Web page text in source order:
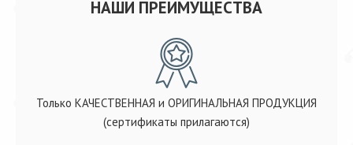
НАШИ ПРЕИМУЩЕСТВА
Только КАЧЕСТВЕННАЯ и ОРИГИНАЛЬНАЯ ПРОДУКЦИЯ
(сертификаты прилагаются)